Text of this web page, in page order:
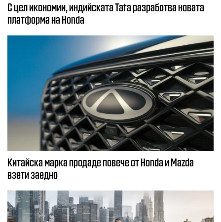
С цел икономии, индийската Tata разработва новата
платформа на Honda
Китайска марка продаде повече от Honda и Mazda
взети заедно